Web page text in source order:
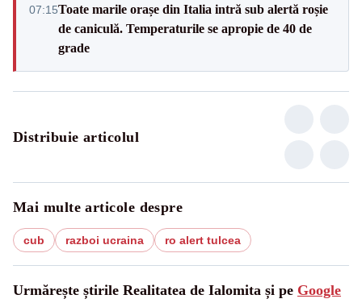
07:15Toate marile orașe din Italia intră sub alertă roșie
de caniculă. Temperaturile se apropie de 40 de
grade
Distribuie articolul
Mai multe articole despre
cub razboi ucraina ro alert tulcea
Urmărește știrile Realitatea de Ialomita și pe Google